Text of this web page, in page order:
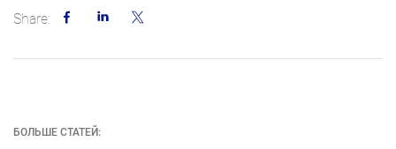
Share: Facebook
LinkedIn
БОЛЬШЕ СТАТЕЙ: